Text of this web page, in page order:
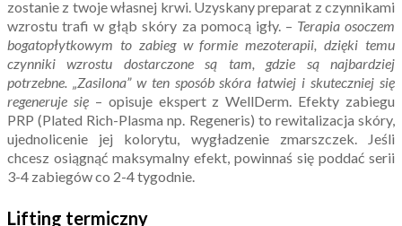
zostanie z twoje własnej krwi. Uzyskany preparat z czynnikami
wzrostu trafi w głąb skóry za pomocą igły. – Terapia osoczem
bogatopłytkowym to zabieg w formie mezoterapii, dzięki temu
czynniki wzrostu dostarczone są tam, gdzie są najbardziej
potrzebne.
„Zasilona” w ten sposób skóra łatwiej i skuteczniej się
regeneruje się – opisuje ekspert z WellDerm. Efekty zabiegu
PRP (Plated Rich-Plasma np. Regeneris) to rewitalizacja skóry,
ujednolicenie jej kolorytu, wygładzenie zmarszczek. Jeśli
chcesz osiągnąć maksymalny efekt, powinnaś się poddać serii
3-4 zabiegów co 2-4 tygodnie.
Lifting termiczny